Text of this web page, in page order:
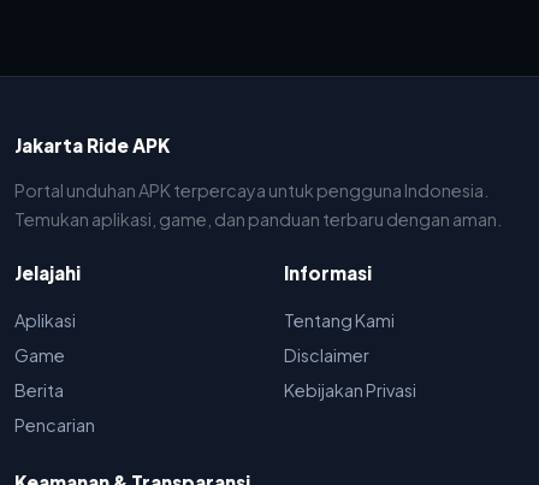
Jakarta Ride APK
Portal unduhan APK terpercaya untuk pengguna Indonesia.
Temukan aplikasi, game, dan panduan terbaru dengan aman.
Jelajahi
Aplikasi
Game
Berita
Pencarian
Informasi
Tentang Kami
Disclaimer
Kebijakan Privasi